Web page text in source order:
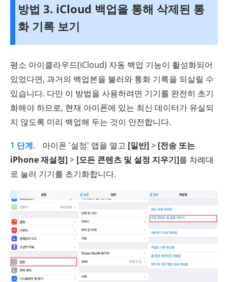
방법 3. iCloud 백업을 통해 삭제된 통
화 기록 보기
평소 아이클라우드(iCloud) 자동 백업 기능이 활성화되어
있었다면, 과거의 백업본을 불러와 통화 기록을 되살릴 수
있습니다. 다만 이 방법을 사용하려면 기기를 완전히 초기
화해야 하므로, 현재 아이폰에 있는 최신 데이터가 유실되
지 않도록 미리 백업해 두는 것이 안전합니다.
1 단계. 아이폰 '설정' 앱을 열고 [일반]> [전송 또는
iPhone 재설정]> [모든 콘텐츠 및 설정 지우기]를 차례대
로 눌러 기기를 초기화합니다.